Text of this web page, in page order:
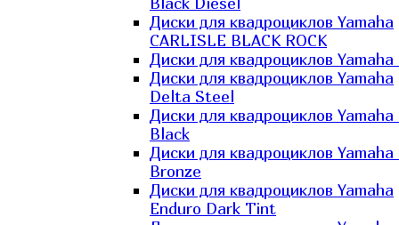
Диски для квадроциклов Yamaha
CARLISLE BLACK ROCK
Диски для квадроциклов Yamaha
Диски для квадроциклов Yamaha
Delta Steel
Диски для квадроциклов
Black
Диски для квадроциклов
Bronze
Диски для квадроциклов Yamaha
Enduro Dark Tint